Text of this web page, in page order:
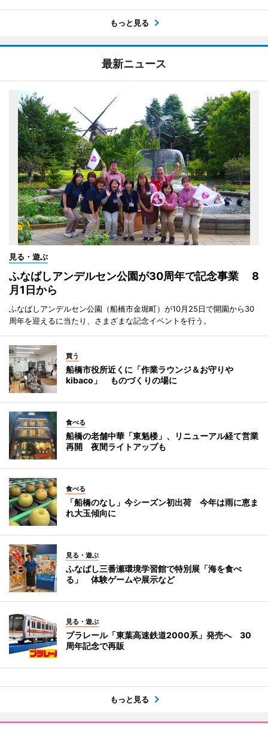
もっと見る
最新ニュース
見る・遊ぶ
ふなばしアンデルセン公園が30周年で記念事業 8
月1日から
ふなばしアンデルセン公園（船橋市金堀町）が10月25日で開園から30
周年を迎えるに当たり、さまざまな記念イベントを行う。
買う
船橋市役所近くに「作業ラウンジ＆お守りや
kibaco」 ものづくりの場に
食べる
船橋の老舗中華「東魁楼」、リニューアル経て営業
再開 夜間ライトアップも
食べる
「船橋のなし」今シーズン初出荷 今年は雨に恵ま
れ大玉傾向に
見る・遊ぶ
ふなばし三番瀬環境学習館で特別展「海を食べ
る」 体験ゲームや展示など
見る・遊ぶ
プラレール「東葉高速鉄道2000系」発売へ 30
周年記念で再販
もっと見る